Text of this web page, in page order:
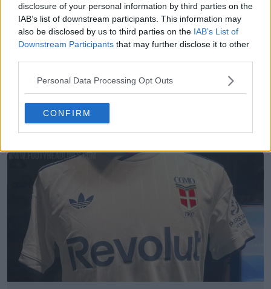
disclosure of your personal information by third parties on the
IAB’s list of downstream participants. This information may
also be disclosed by us to third parties on the IAB’s List of
Downstream Participants that may further disclose it to other
Personal Data Processing Opt Outs
CONFIRM
Arquivo de equipamentos de futebol Pesquisa
avançada